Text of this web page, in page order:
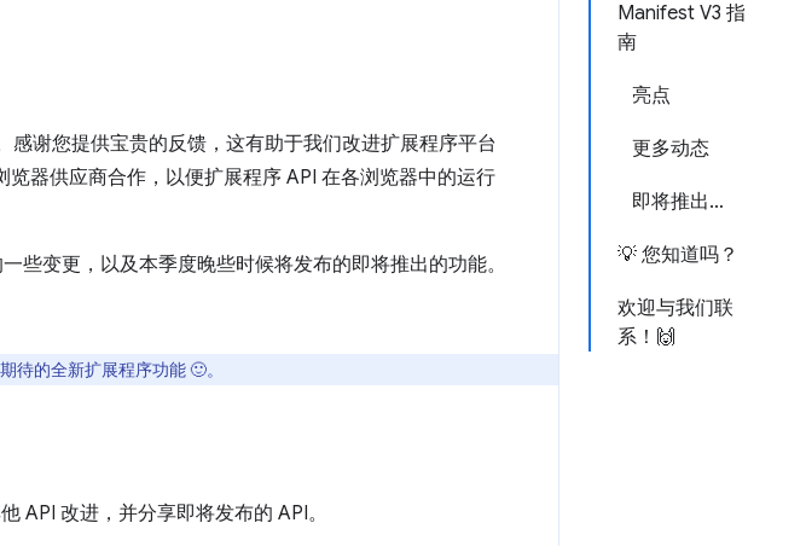
Manifest V3 指
南
亮点
更多动态
即将推出…
💡 您知道吗？
欢迎与我们联
系！🙌
谢您提供宝贵的反馈，这有助于我们改进扩展程序平台
览器供应商合作，以便扩展程序 API 在各浏览器中的运行
些变更，以及本季度晚些时候将发布的即将推出的功能。
待的全新扩展程序功能 🙂。
API 改进，并分享即将发布的 API。